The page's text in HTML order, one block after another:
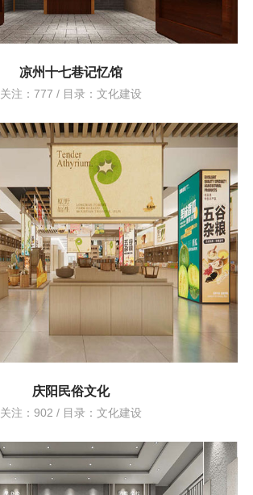
凉州十七巷记忆馆
关注：777 / 目录： 文化建设
庆阳民俗文化
关注：902 / 目录： 文化建设